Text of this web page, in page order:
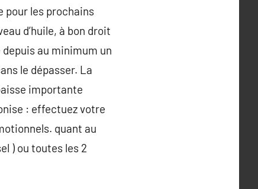
pour les prochains
d’huile, à bon droit
au minimum un
le dépasser. La
importante
: effectuez votre
quant au
) ou toutes les 2